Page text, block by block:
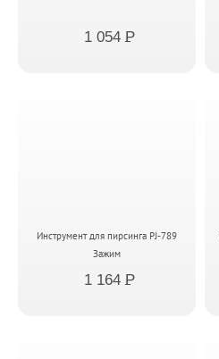
1 054 P
Инструмент для пирсинга PJ-789
Зажим
1 164 P